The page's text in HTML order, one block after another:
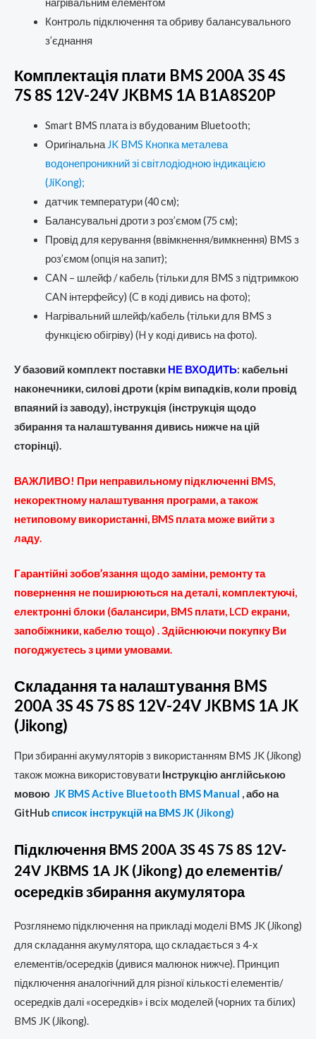
Контроль підключення та обриву балансувального
з’єднання
Комплектація плати BMS 200A 3S 4S
7S 8S 12V-24V JKBMS 1A B1A8S20P
Smart BMS плата із вбудованим Bluetooth;
Оригінальна JK BMS Кнопка металева
водонепроникний зі світлодіодною індикацією
(JiKong);
датчик температури (40 см);
Балансувальні дроти з роз’ємом (75 см);
Провід для керування (ввімкнення/вимкнення) BMS з
роз’ємом (опція на запит);
CAN – шлейф / кабель (тільки для BMS з підтримкою
CAN інтерфейсу) (C в коді дивись на фото);
Нагрівальний шлейф/кабель (тільки для BMS з
функцією обігріву) (H у коді дивись на фото).
У базовий комплект поставки НЕ ВХОДИТЬ: кабельні
наконечники, силові дроти (крім випадків, коли провід
впаяний із заводу), інструкція (інструкція щодо
збирання та налаштування дивись нижче на цій
сторінці).
ВАЖЛИВО! При неправильномупідключенні BMS,
некоректномуналаштування програми, а також
нетиповому використанні, BMS плата може вийти з
ладу.
Гарантійні зобов’язання щодо заміни, ремонту та
повернення не поширюються на деталі, комплектуючі,
електронні блоки (балансири, BMS плати, LCD екрани,
запобіжники, кабелю тощо) . Здійснюючи покупку Ви
погоджуєтесь з цими умовами.
Складання та налаштування BMS
200A 3S 4S 7S 8S 12V-24V JKBMS 1A JK
(Jikong)
При збиранні акумуляторів з використанням BMS JK (Jikong)
також можна використовувати Інструкцію англійською
мовою JK BMS Active Bluetooth BMS Manual , або на
GitHubсписок інструкцій на BMS JK (Jikong)
Підключення BMS 200A 3S 4S 7S 8S 12V-
24V JKBMS 1A JK (Jikong) до елементів/
осередків збирання акумулятора
Розглянемо підключення на прикладі моделі BMS JK (Jikong)
для складання акумулятора, що складається з 4-х
елементів/осередків (дивися малюнок нижче). Принцип
підключення аналогічний для різної кількості елементів/
осередків далі «осередків» і всіх моделей (чорних та білих)
BMS JK (Jikong).